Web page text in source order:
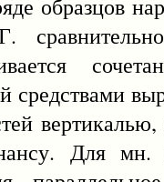
образцов
средствами
Для мн.